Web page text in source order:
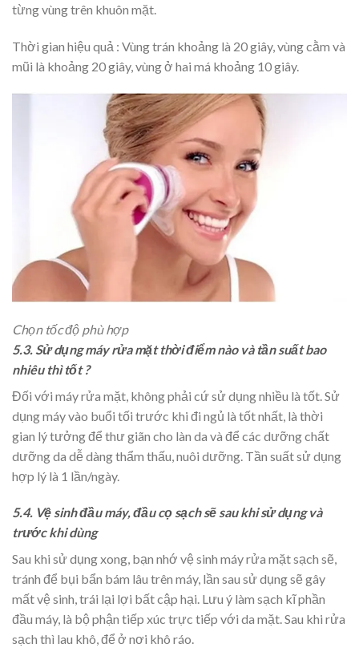
từng vùng trên khuôn mặt.
Thời gian hiệu quả : Vùng trán khoảng là 20 giây, vùng cằm và
mũi là khoảng 20 giây, vùng ở hai má khoảng 10 giây.
Chọn tốc độ phù hợp
5.3. Sử dụng máy rửa mặt thời điểm nào và tần suất bao
nhiêu thì tốt ?
Đối với máy rửa mặt, không phải cứ sử dụng nhiều là tốt. Sử
dụng máy vào buổi tối trước khi đi ngủ là tốt nhất, là thời
gian lý tưởng để thư giãn cho làn da và để các dưỡng chất
dưỡng da dễ dàng thẩm thấu, nuôi dưỡng. Tần suất sử dụng
hợp lý là 1 lần/ngày.
5.4. Vệ sinh đầu máy, đầu cọ sạch sẽ sau khi sử dụng và
trước khi dùng
Sau khi sử dụng xong, bạn nhớ vệ sinh máy rửa mặt sạch sẽ,
tránh để bụi bẩn bám lâu trên máy, lần sau sử dụng sẽ gây
mất vệ sinh, trái lại lợi bất cập hại. Lưu ý làm sạch kĩ phần
đầu máy, là bộ phận tiếp xúc trực tiếp với da mặt. Sau khi rửa
sạch thì lau khô, để ở nơi khô ráo.